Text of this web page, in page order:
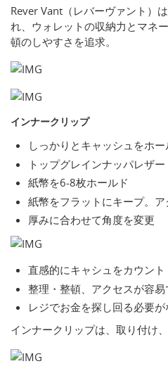
Rever Vant（レバーヴァント）
れ、ウォレットの収納力とマネ
頓のしやすさを追求。
インナークリップ
しっかりとキャッシュをホー
トップグレインナッパレザー
紙幣を6-8枚ホールド
紙幣をフラットにキープ。ア
厚みに合わせて角度を変更
直感的にキャシュをカウント
整理・整頓、アクセスが容
レジでお金を探し回る必要
インナークリップは、取り付け